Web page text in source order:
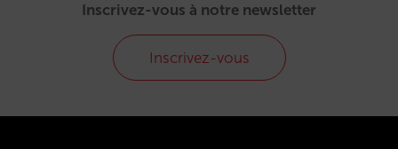
Inscrivez-vous à notre newsletter
Inscrivez-vous